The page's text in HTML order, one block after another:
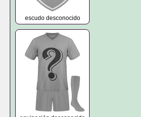
escudo desconocido